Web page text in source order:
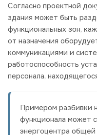
Согласно проектной
здания может быть
функциональных зон,
от назначения
коммуникациями и
работоспособность
персонала,
Примером разбивки
функционала может
энергоцентра